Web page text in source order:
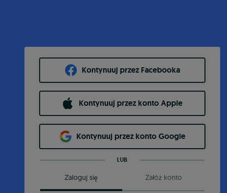
Kontynuuj przez Facebooka
Kontynuuj przez konto Apple
Kontynuuj przez konto Google
LUB
Zaloguj się Załóż konto